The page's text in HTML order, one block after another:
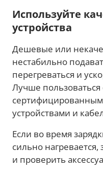
Используйте
устройства
Дешевые или
нестабильно
перегреваться и
Лучше
устройствами и
Если во время
сильно
и проверить